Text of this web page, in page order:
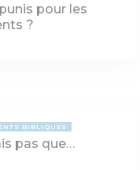
pour les
?
BIBLIQUES
pas que…